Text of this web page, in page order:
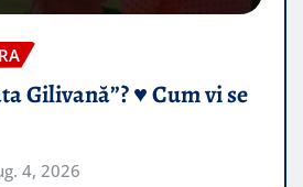
Gilivană”? ♥️ Cum vi se
4, 2026